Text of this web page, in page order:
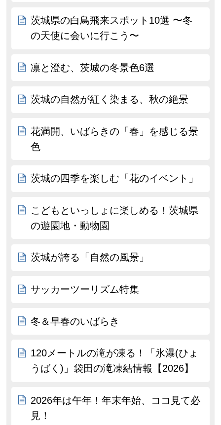
茨城県の白鳥飛来スポット10選 〜冬
の天使に会いに行こう〜
凛と澄む、茨城の冬景色6選
茨城の自然が紅く染まる、秋の絶景
花満開、いばらきの「春」を感じる景
色
茨城の四季を楽しむ「花のイベント」
こどもといっしょに楽しめる！茨城県
の遊園地・動物園
茨城が誇る「自然の風景」
サッカーツーリズム特集
冬＆早春のいばらき
120メートルの滝が凍る！「氷瀑(ひょ
うばく)」袋田の滝凍結情報【2026】
2026年は午年！年末年始、ココ見て必
見！